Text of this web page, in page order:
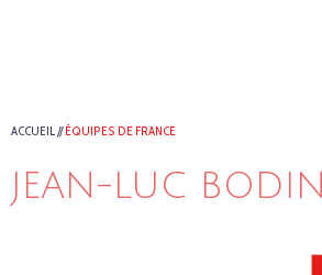
ACCUEIL//ÉQUIPES DE FRANCE
JEAN-LUC BODIN